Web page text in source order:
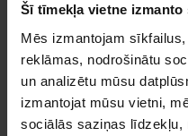
Šī tīmekļa vietne izmanto
Mēs izmantojam
reklāmas, nodrošinātu
un analizētu mūsu
izmantojat mūsu vietni,
sociālās saziņas līdzekļu,